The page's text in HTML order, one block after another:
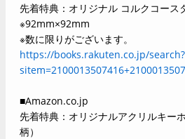
先着特典：オリジナル コルクコース
※92mm×92mm
※数に限りがございます。
https://books.rakuten.co.jp/search?
■Amazon.co.jp
先着特典：オリジナルアクリルキー
柄）